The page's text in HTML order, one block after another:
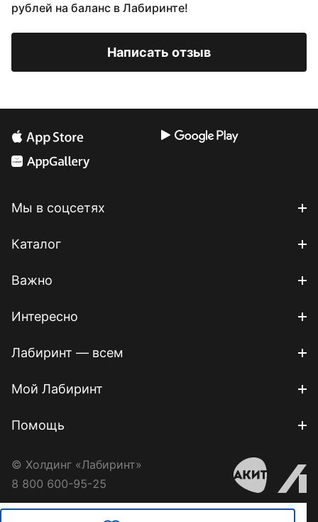
рублей на баланс в Лабиринте!
Написать отзыв
Мы в соцсетях
Каталог
Важно
Интересно
Лабиринт — всем
Мой Лабиринт
Помощь
© Холдинг «Лабиринт»
8 800 600-95-25